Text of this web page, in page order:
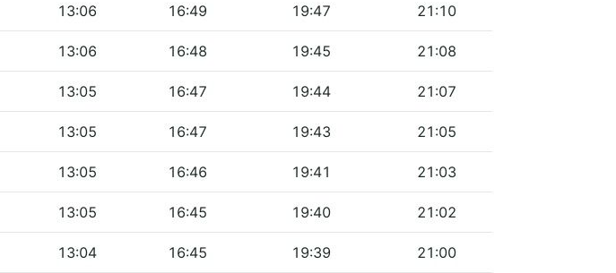
13:06 16:49 19:47 21:10
13:06 16:48 19:45 21:08
13:05 16:47 19:44 21:07
13:05 16:47 19:43 21:05
13:05 16:46 19:41 21:03
13:05 16:45 19:40 21:02
13:04 16:45 19:39 21:00